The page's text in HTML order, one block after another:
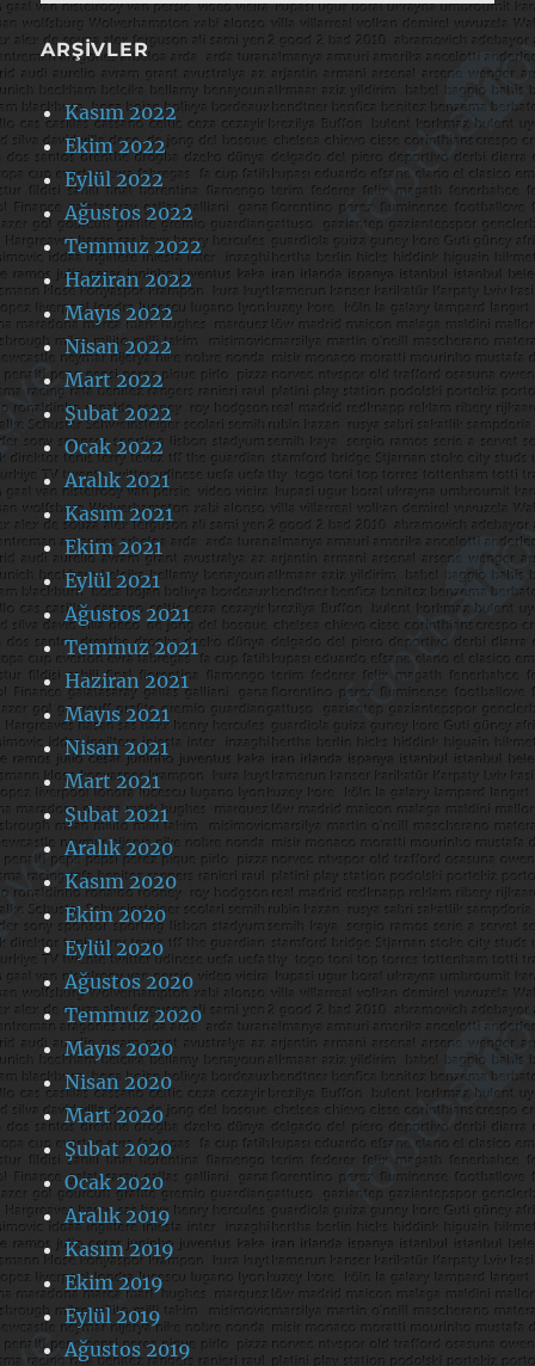
ARŞIVLER
Kasım 2022
Ekim 2022
Eylül 2022
Ağustos 2022
Temmuz 2022
Haziran 2022
Mayıs 2022
Nisan 2022
Mart 2022
Şubat 2022
Ocak 2022
Aralık 2021
Kasım 2021
Ekim 2021
Eylül 2021
Ağustos 2021
Temmuz 2021
Haziran 2021
Mayıs 2021
Nisan 2021
Mart 2021
Şubat 2021
Aralık 2020
Kasım 2020
Ekim 2020
Eylül 2020
Ağustos 2020
Temmuz 2020
Mayıs 2020
Nisan 2020
Mart 2020
Şubat 2020
Ocak 2020
Aralık 2019
Kasım 2019
Ekim 2019
Eylül 2019
Ağustos 2019